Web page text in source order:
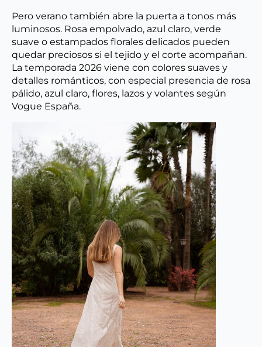
Pero verano también abre la puerta a tonos más
luminosos. Rosa empolvado, azul claro, verde
suave o estampados florales delicados pueden
quedar preciosos si el tejido y el corte acompañan.
La temporada 2026 viene con colores suaves y
detalles románticos, con especial presencia de rosa
pálido, azul claro, flores, lazos y volantes según
Vogue España.